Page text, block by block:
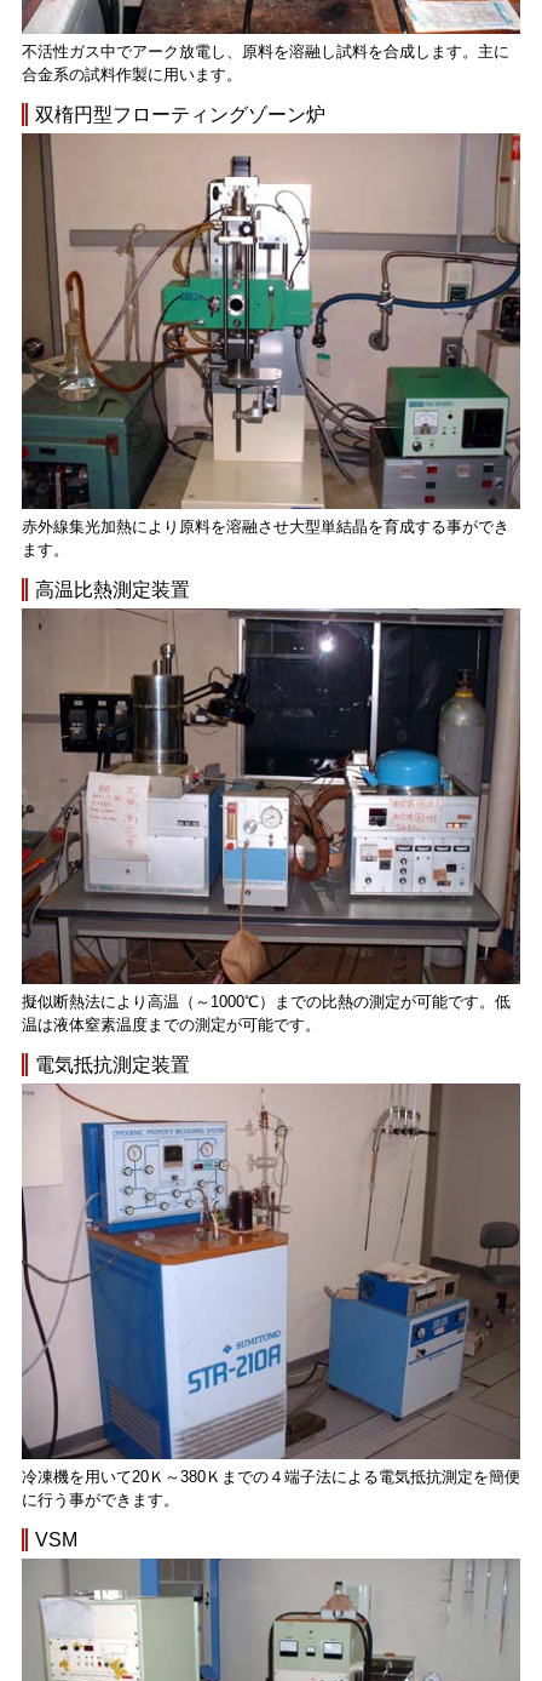
不活性ガス中でアーク放電し、原料を溶融し試料を合成します。主に
合金系の試料作製に用います。
双楕円型フローティングゾーン炉
赤外線集光加熱により原料を溶融させ大型単結晶を育成する事ができ
ます。
高温比熱測定装置
擬似断熱法により高温（～1000℃）までの比熱の測定が可能です。低
温は液体窒素温度までの測定が可能です。
電気抵抗測定装置
冷凍機を用いて20Ｋ～380Ｋまでの４端子法による電気抵抗測定を簡便
に行う事ができます。
VSM